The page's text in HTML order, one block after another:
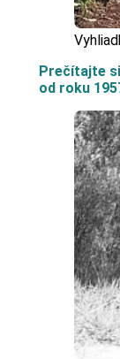
Prečítajte
od roku